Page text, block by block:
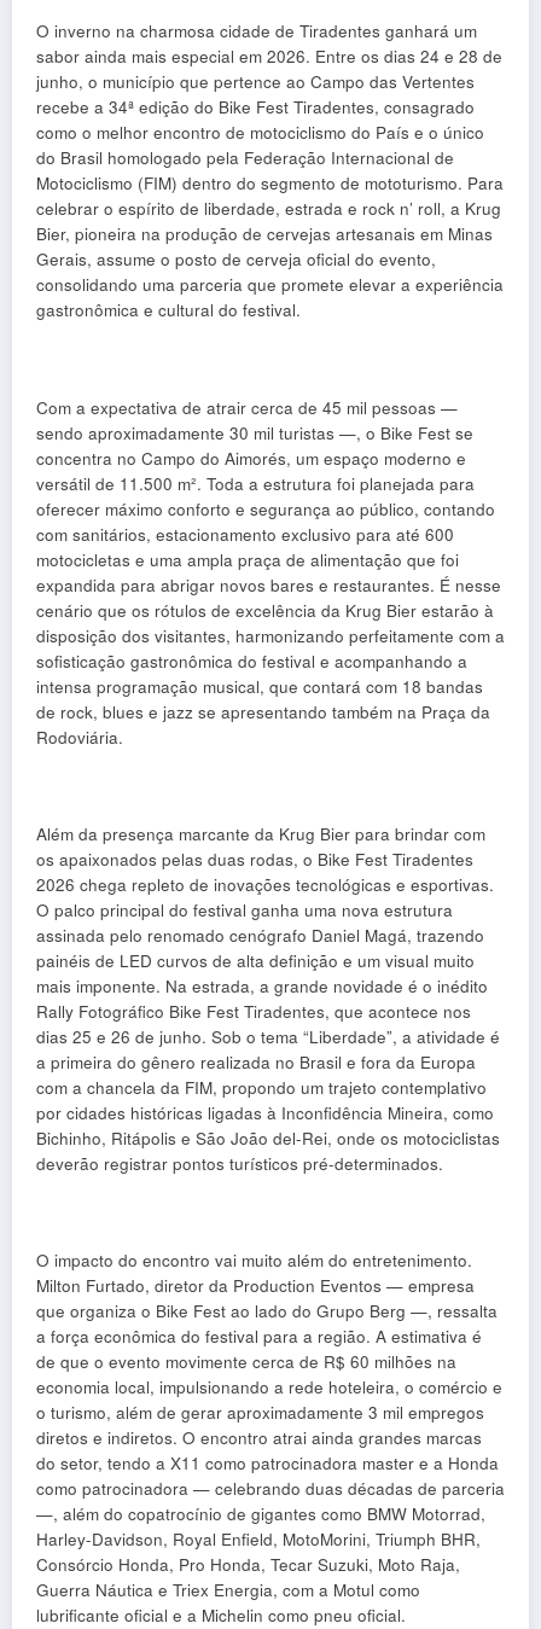
O inverno na charmosa cidade de Tiradentes ganhará um
sabor ainda mais especial em 2026. Entre os dias 24 e 28 de
junho, o município que pertence ao Campo das Vertentes
recebe a 34ª edição do Bike Fest Tiradentes, consagrado
como o melhor encontro de motociclismo do País e o único
do Brasil homologado pela Federação Internacional de
Motociclismo (FIM) dentro do segmento de mototurismo. Para
celebrar o espírito de liberdade, estrada e rock n’ roll, a Krug
Bier, pioneira na produção de cervejas artesanais em Minas
Gerais, assume o posto de cerveja oficial do evento,
consolidando uma parceria que promete elevar a experiência
gastronômica e cultural do festival.
Com a expectativa de atrair cerca de 45 mil pessoas —
sendo aproximadamente 30 mil turistas —, o Bike Fest se
concentra no Campo do Aimorés, um espaço moderno e
versátil de 11.500 m². Toda a estrutura foi planejada para
oferecer máximo conforto e segurança ao público, contando
com sanitários, estacionamento exclusivo para até 600
motocicletas e uma ampla praça de alimentação que foi
expandida para abrigar novos bares e restaurantes. É nesse
cenário que os rótulos de excelência da Krug Bier estarão à
disposição dos visitantes, harmonizando perfeitamente com a
sofisticação gastronômica do festival e acompanhando a
intensa programação musical, que contará com 18 bandas
de rock, blues e jazz se apresentando também na Praça da
Rodoviária.
Além da presença marcante da Krug Bier para brindar com
os apaixonados pelas duas rodas, o Bike Fest Tiradentes
2026 chega repleto de inovações tecnológicas e esportivas.
O palco principal do festival ganha uma nova estrutura
assinada pelo renomado cenógrafo Daniel Magá, trazendo
painéis de LED curvos de alta definição e um visual muito
mais imponente. Na estrada, a grande novidade é o inédito
Rally Fotográfico Bike Fest Tiradentes, que acontece nos
dias 25 e 26 de junho. Sob o tema “Liberdade”, a atividade é
a primeira do gênero realizada no Brasil e fora da Europa
com a chancela da FIM, propondo um trajeto contemplativo
por cidades históricas ligadas à Inconfidência Mineira, como
Bichinho, Ritápolis e São João del-Rei, onde os motociclistas
deverão registrar pontos turísticos pré-determinados.
O impacto do encontro vai muito além do entretenimento.
Milton Furtado, diretor da Production Eventos — empresa
que organiza o Bike Fest ao lado do Grupo Berg —, ressalta
a força econômica do festival para a região. A estimativa é
de que o evento movimente cerca de R$ 60 milhões na
economia local, impulsionando a rede hoteleira, o comércio e
o turismo, além de gerar aproximadamente 3 mil empregos
diretos e indiretos. O encontro atrai ainda grandes marcas
do setor, tendo a X11 como patrocinadora master e a Honda
como patrocinadora — celebrando duas décadas de parceria
—, além do copatrocínio de gigantes como BMW Motorrad,
Harley-Davidson, Royal Enfield, MotoMorini, Triumph BHR,
Consórcio Honda, Pro Honda, Tecar Suzuki, Moto Raja,
Guerra Náutica e Triex Energia, com a Motul como
lubrificante oficial e a Michelin como pneu oficial.